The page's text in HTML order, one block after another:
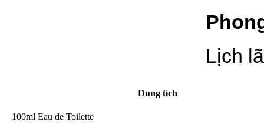
Lịch
Dung tích
100ml Eau de Toilette